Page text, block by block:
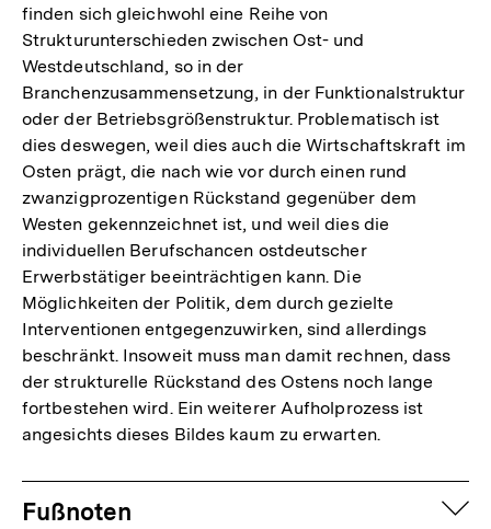
finden sich gleichwohl eine Reihe von
Strukturunterschieden zwischen Ost- und
Westdeutschland, so in der
Branchenzusammensetzung, in der Funktionalstruktur
oder der Betriebsgrößenstruktur. Problematisch ist
dies deswegen, weil dies auch die Wirtschaftskraft im
Osten prägt, die nach wie vor durch einen rund
zwanzigprozentigen Rückstand gegenüber dem
Westen gekennzeichnet ist, und weil dies die
individuellen Berufschancen ostdeutscher
Erwerbstätiger beeinträchtigen kann. Die
Möglichkeiten der Politik, dem durch gezielte
Interventionen entgegenzuwirken, sind allerdings
beschränkt. Insoweit muss man damit rechnen, dass
der strukturelle Rückstand des Ostens noch lange
fortbestehen wird. Ein weiterer Aufholprozess ist
angesichts dieses Bildes kaum zu erwarten.
Fussnoten
Fußnoten